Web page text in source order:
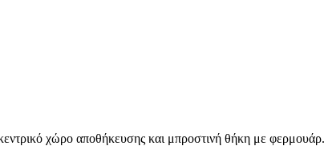
χώρο αποθήκευσης και μπροστινή θήκη με